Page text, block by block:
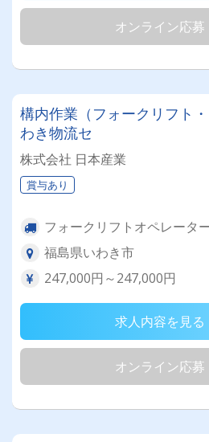
オンライン応募
構内作業（フォークリフト
わき物流セ
株式会社 日本産業
賞与あり
フォークリフトオペレータ
福島県いわき市
247,000円～247,000円
求人内容を見る
オンライン応募